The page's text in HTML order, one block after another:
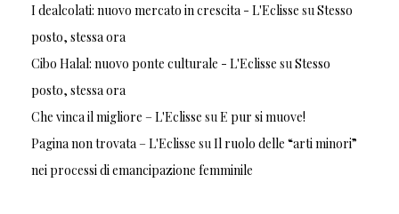
I dealcolati: nuovo mercato in crescita - L'Eclisse suStesso
posto, stessa ora
Cibo Halal: nuovo ponte culturale - L'Eclisse suStesso
posto, stessa ora
Che vinca il migliore – L'Eclisse suE pur si muove!
Pagina non trovata – L'Eclisse suIl ruolo delle “arti minori”
nei processi di emancipazione femminile